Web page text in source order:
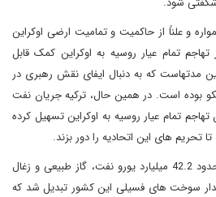
و علناً از حاکمیت و تمامیت ارضی اوکراین
تمام عیار روسیه به اوکراین کمک قابل
مدتهاست که به دنبال ایفای نقش رهبری در
بوده است. در همین حال، ترکیه جریان نفت
تهاجم تمام عیار روسیه به اوکراین تسهیل کرده
تحریم های این اتحادیه را دور بزند.
در سال 2023، آنکارا با واردات حدود 42.2 میلیارد یورو نفت، گاز طبیعی و زغال
سوخت های فسیلی این کشور تبدیل شد که